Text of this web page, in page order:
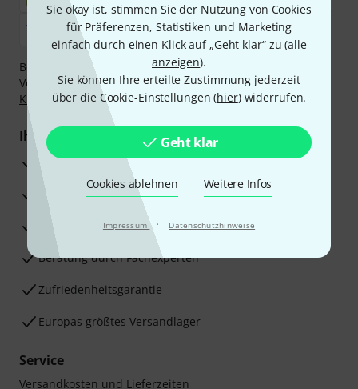
Sie okay ist, stimmen Sie der Nutzung von Cookies
für Präferenzen, Statistiken und Marketing
einfach durch einen Klick auf „Geht klar“ zu (alle
anzeigen).
Sie können Ihre erteilte Zustimmung jederzeit
über die Cookie-Einstellungen (hier) widerrufen.
Geht klar
Cookies ablehnen Weitere Infos
Impressum · Datenschutzhinweise
Bezahlen Sie vertraulich und sicher per Nachnahme,
Vorkasse, PayPal, Amazon Pay,Klarna Sofort bezahlen
Klarna Ratenzahlungoder Kreditkarte.
Ihre Vorteile
3 Jahre Thomann Garantie
30 Tage Money-Back-Garantie
Reparaturservice
Beratung durch Fachexperten
Zufriedenheitsgarantie
Europas größtes Versandlager
Service
Versandkosten und Lieferzeiten